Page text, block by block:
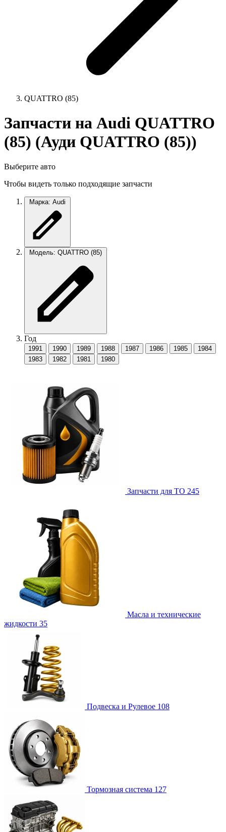
QUATTRO (85)
Запчасти на Audi QUATTRO
(85) (Ауди QUATTRO (85))
Выберите авто
Чтобы видеть только подходящие запчасти
Марка: Audi
Модель: QUATTRO (85)
Год
1991 1990 1989 1988 1987 1986 1985
1984
1983
1982 1981 1980
Запчасти для ТО 245
Масла и технические
жидкости 35
Подвеска и Рулевое 108
Тормозная система 127